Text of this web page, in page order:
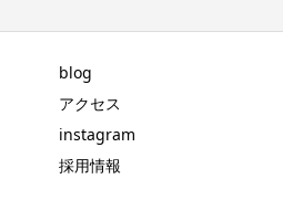
blog
アクセス
instagram
採用情報